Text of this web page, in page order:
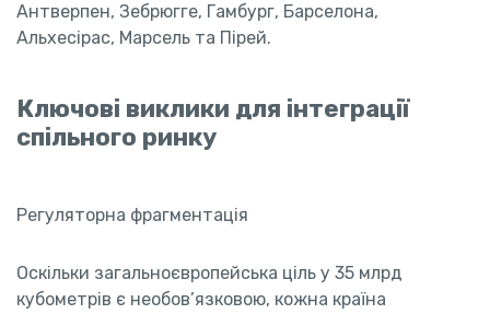
Антверпен, Зебрюгге, Гамбург, Барселона,
Альхесірас, Марсель та Пірей.
Ключові виклики для інтеграції
спільного ринку
Регуляторна фрагментація
Оскільки загальноєвропейська ціль у 35 млрд
кубометрів є необов’язковою, кожна країна